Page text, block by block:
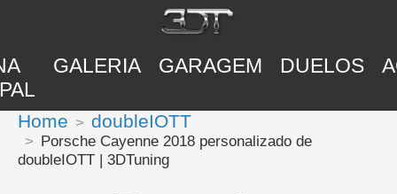
GALERIA GARAGEM DUELOS
Home doubleIOTT
Porsche Cayenne 2018 personalizado de
doubleIOTT | 3DTuning